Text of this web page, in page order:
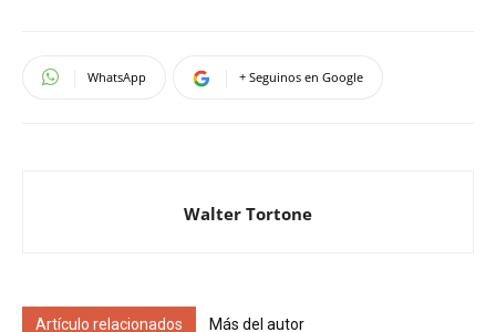
WhatsApp + Seguinos en Google
Walter Tortone
Artículo relacionados Más del autor